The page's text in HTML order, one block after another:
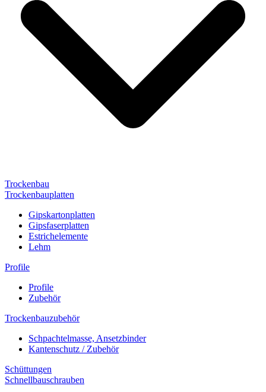
Trockenbau
Trockenbauplatten
Gipskartonplatten
Gipsfaserplatten
Estrichelemente
Lehm
Profile
Profile
Zubehör
Trockenbauzubehör
Schpachtelmasse, Ansetzbinder
Kantenschutz / Zubehör
Schüttungen
Schnellbauschrauben